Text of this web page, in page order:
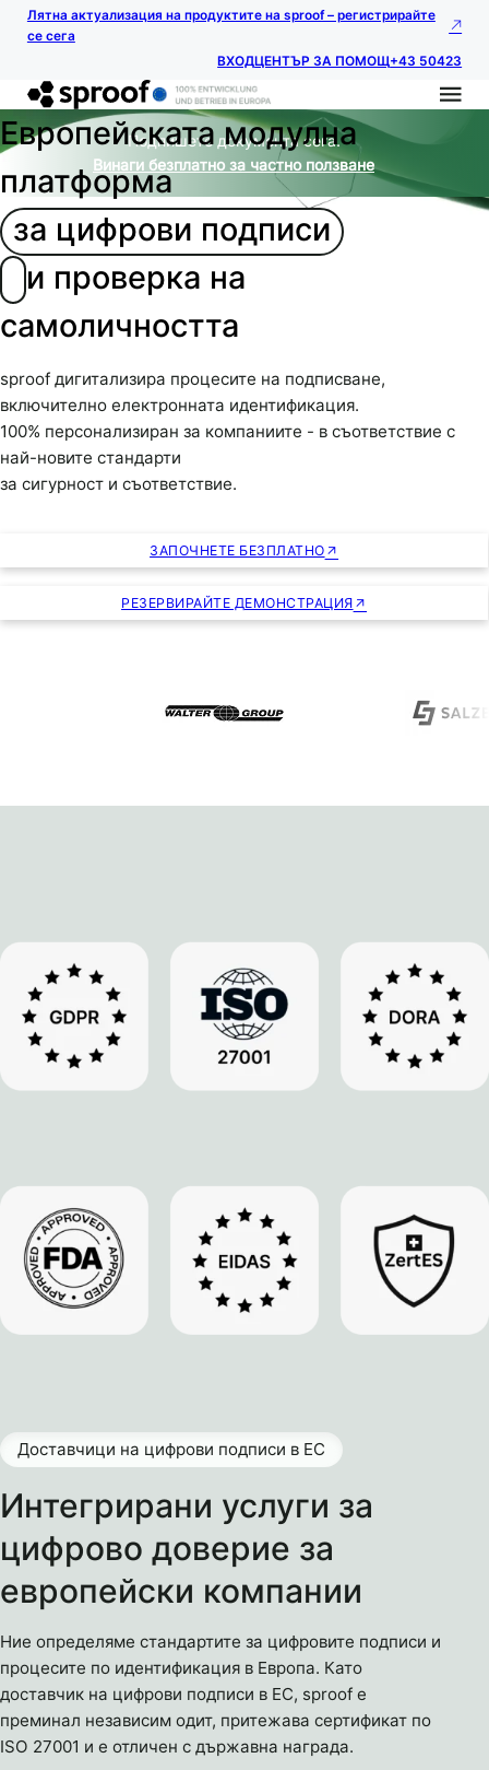
Лятна актуализация на продуктите на sproof – регистрирайте
се сега
ВХОДЦЕНТЪР ЗА ПОМОЩ+43 50423
Европейската модулна
платформа
за цифрови подписи
и проверка на
самоличността
sproof дигитализира процесите на подписване,
включително електронната идентификация.
100% персонализиран за компаниите - в съответствие с
най-новите стандарти
за сигурност и съответствие.
ЗАПОЧНЕТЕ БЕЗПЛАТНО
РЕЗЕРВИРАЙТЕ ДЕМОНСТРАЦИЯ
Подпишете документа сега.
Винаги безплатно за частно ползване
Интегрирани услуги за
цифрово доверие за
европейски компании
Доставчици на цифрови подписи в ЕС
Ние определяме стандартите за цифровите подписи и
процесите по идентификация в Европа. Като
доставчик на цифрови подписи в ЕС, sproof е
преминал независим одит, притежава сертификат по
ISO 27001 и е отличен с държавна награда.